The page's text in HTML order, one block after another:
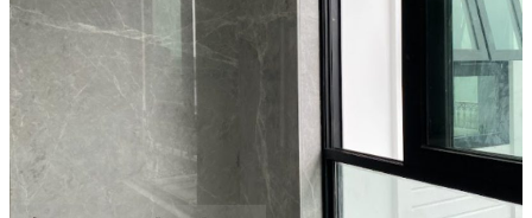
Đá Ốp Mộ
Đá Ốp Cột
Đá Ốp Thang Máy
Đá Ốp Bếp
Đá Ốp Bếp Tự Nhiên